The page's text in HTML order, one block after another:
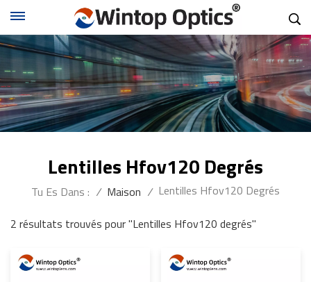
Lentilles Hfov120 Degrés
Tu Es Dans : / Maison / Lentilles Hfov120 Degrés
2 résultats trouvés pour "Lentilles Hfov120 degrés"